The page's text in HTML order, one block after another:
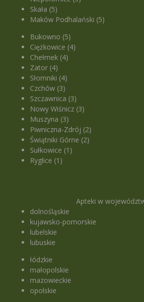
Skała (5)
Maków Podhalański (5)
Bukowno (5)
Ciężkowice (4)
Chełmek (4)
Zator (4)
Słomniki (4)
Czchów (3)
Szczawnica (3)
Nowy Wiśnicz (3)
Muszyna (3)
Piwniczna-Zdrój (2)
Świątniki Górne (2)
Sułkowice (1)
Ryglice (1)
Apteki w
dolnośląskie
kujawsko-pomorskie
lubelskie
lubuskie
łódzkie
małopolskie
mazowieckie
opolskie